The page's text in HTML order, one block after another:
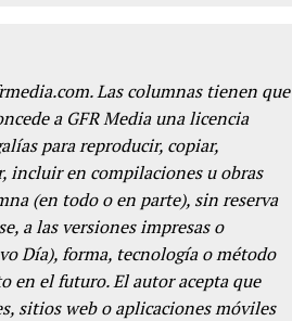
Las columnas tienen que
a GFR Media una licencia
para reproducir, copiar,
incluir en compilaciones u obras
(en todo o en parte), sin reserva
a las versiones impresas o
Día), forma, tecnología o método
en el futuro. El autor acepta que
sitios web o aplicaciones móviles